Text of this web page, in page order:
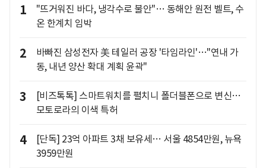
1
"뜨거워진 바다, 냉각수로 불안"… 동해안 원전 벨트, 수
온 한계치 임박
2
바빠진 삼성전자 美 테일러 공장 '타임라인'…"연내 가
동, 내년 양산 확대 계획 윤곽"
3
[비즈톡톡] 스마트워치를 펼치니 폴더블폰으로 변신…
모토로라의 이색 특허
4
[단독] 23억 아파트 3채 보유세… 서울 4854만원, 뉴욕
3959만원